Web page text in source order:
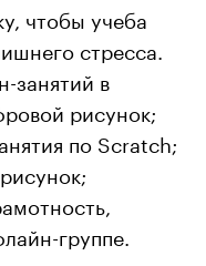
чтобы учеба
стресса.
занятий в
рисунок;
по Scratch;
группе.